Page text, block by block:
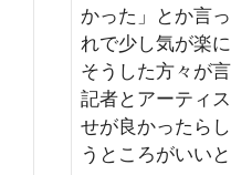
かった」とか言
れで少し気が楽
そうした方々が
記者とアーティ
せが良かったら
うところがいいと